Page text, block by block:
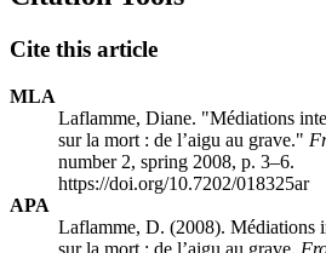
Cite this article
MLA
Laflamme, Diane. "Médiations
sur la mort : de l’aigu au grave."
number 2, spring 2008, p. 3–6.
https://doi.org/10.7202/018325ar
APA
Laflamme, D. (2008). Médiations
sur la mort : de l’aigu au grave.